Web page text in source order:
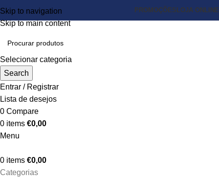
Skip to navigation
Skip to main content
PROMOÇÕES LOJA ONLINE
Selecionar categoria
Search
Entrar / Registrar
Lista de desejos
0 Compare
0 items €0,00
Menu
0 items €0,00
Categorias